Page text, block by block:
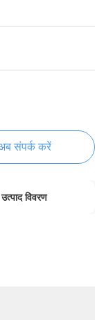
संपर्क करें
उत्पाद विवरण